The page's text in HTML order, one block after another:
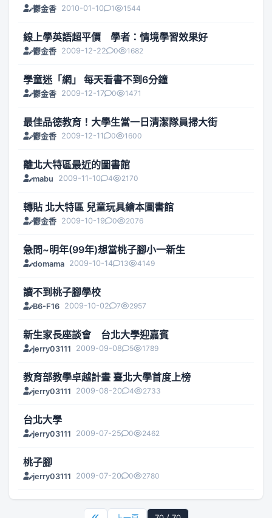
鬱金香 2010-01-10 1 1544
線上學英語超平價 學者：情境學習效果好
鬱金香 2009-12-22 0 1682
學童迷「網」 每天看書不到6分鐘
鬱金香 2009-12-17 0 1471
最佳品德教育！大學生當一日清潔隊員掃大街
鬱金香 2009-12-11 0 1600
離北大特區最近的圖書館
mabu 2009-11-10 4 2170
轉貼 北大特區 兒童玩具繪本圖書館
鬱金香 2009-10-19 0 2076
急問~明年(99年)想當桃子腳小一新生
domama 2009-10-14 13 4149
讀不到桃子腳學校
B6-F16 2009-10-02 7 2957
新生家長座談會 台北大學迎嘉賓
jerry03111 2009-09-08 5 1789
教育部教學卓越計畫 臺北大學首度上榜
jerry03111 2009-08-20 4 2733
台北大學
jerry03111 2009-07-25 0 2462
桃子腳
jerry03111 2009-07-20 0 2780